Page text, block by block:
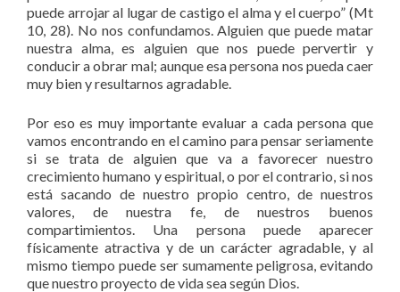
puede arrojar al lugar de castigo el alma y el cuerpo” (Mt
10, 28). No nos confundamos. Alguien que puede matar
nuestra alma, es alguien que nos puede pervertir y
conducir a obrar mal; aunque esa persona nos pueda caer
muy bien y resultarnos agradable.
Por eso es muy importante evaluar a cada persona que
vamos encontrando en el camino para pensar seriamente
si se trata de alguien que va a favorecer nuestro
crecimiento humano y espiritual, o por el contrario, si nos
está sacando de nuestro propio centro, de nuestros
valores, de nuestra fe, de nuestros buenos
compartimientos. Una persona puede aparecer
físicamente atractiva y de un carácter agradable, y al
mismo tiempo puede ser sumamente peligrosa, evitando
que nuestro proyecto de vida sea según Dios.